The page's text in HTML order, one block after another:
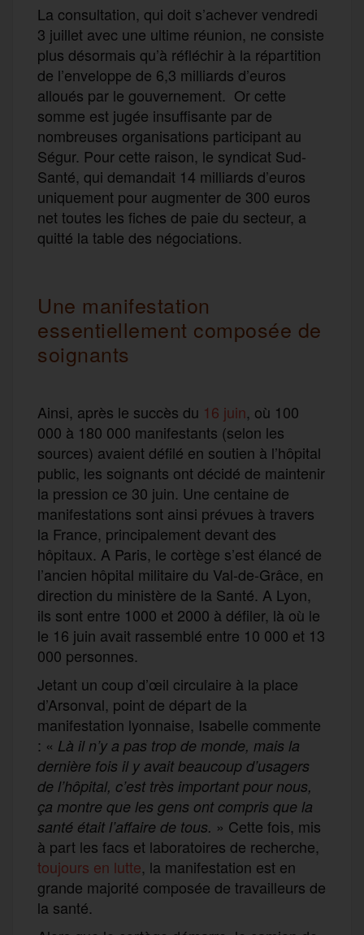
La consultation, qui doit s’achever vendredi
3 juillet avec une ultime réunion, ne consiste
plus désormais qu’à réfléchir à la répartition
de l’enveloppe de 6,3 milliards d’euros
alloués par le gouvernement. Or cette
somme est jugée insuffisante par de
nombreuses organisations participant au
Ségur. Pour cette raison, le syndicat Sud-
Santé, qui demandait 14 milliards d’euros
uniquement pour augmenter de 300 euros
net toutes les fiches de paie du secteur, a
quitté la table des négociations.
Une manifestation
essentiellement composée de
soignants
Ainsi, après le succès du 16 juin, où 100
000 à 180 000 manifestants (selon les
sources) avaient défilé en soutien à l’hôpital
public, les soignants ont décidé de maintenir
la pression ce 30 juin. Une centaine de
manifestations sont ainsi prévues à travers
la France, principalement devant des
hôpitaux. A Paris, le cortège s’est élancé de
l’ancien hôpital militaire du Val-de-Grâce, en
direction du ministère de la Santé. A Lyon,
ils sont entre 1000 et 2000 à défiler, là où le
le 16 juin avait rassemblé entre 10 000 et 13
000 personnes.
Jetant un coup d’œil circulaire à la place
d’Arsonval, point de départ de la
manifestation lyonnaise, Isabelle commente
: « Là il n’y a pas trop de monde, mais la
dernière fois il y avait beaucoup d’usagers
de l’hôpital, c’est très important pour nous,
ça montre que les gens ont compris que la
santé était l’affaire de tous. » Cette fois, mis
à part les facs et laboratoires de recherche,
toujours en lutte, la manifestation est en
grande majorité composée de travailleurs de
la santé.